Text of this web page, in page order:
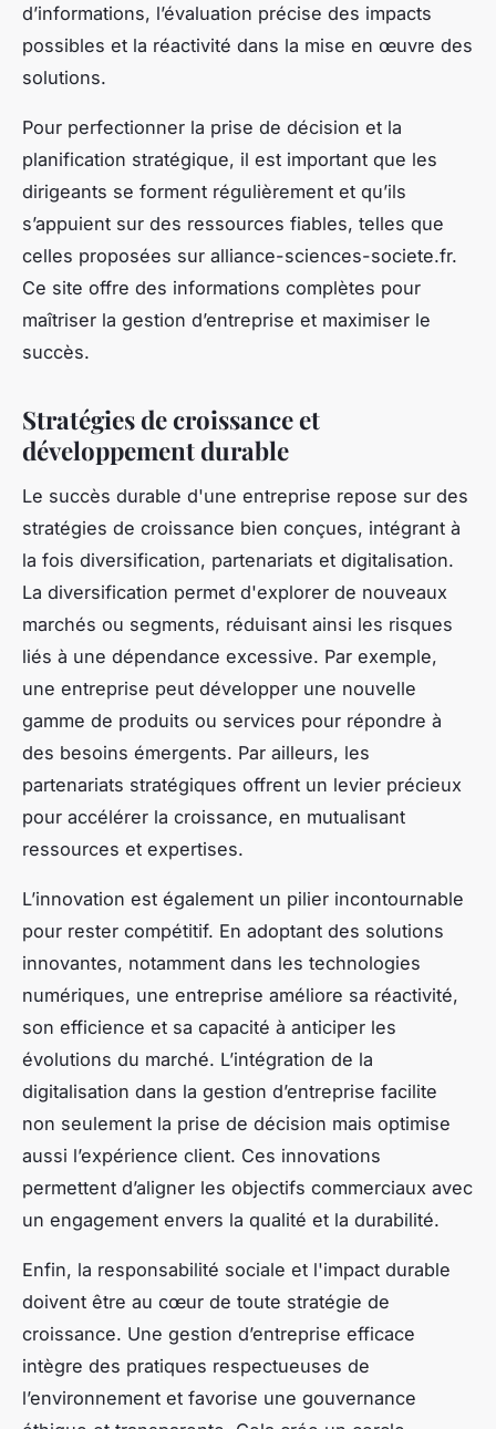
d’informations, l’évaluation précise des impacts
possibles et la réactivité dans la mise en œuvre des
solutions.
Pour perfectionner la prise de décision et la
planification stratégique, il est important que les
dirigeants se forment régulièrement et qu’ils
s’appuient sur des ressources fiables, telles que
celles proposées sur alliance-sciences-societe.fr.
Ce site offre des informations complètes pour
maîtriser la gestion d’entreprise et maximiser le
succès.
Stratégies de croissance et
développement durable
Le succès durable d'une entreprise repose sur des
stratégies de croissance bien conçues, intégrant à
la fois diversification, partenariats et digitalisation.
La diversification permet d'explorer de nouveaux
marchés ou segments, réduisant ainsi les risques
liés à une dépendance excessive. Par exemple,
une entreprise peut développer une nouvelle
gamme de produits ou services pour répondre à
des besoins émergents. Par ailleurs, les
partenariats stratégiques offrent un levier précieux
pour accélérer la croissance, en mutualisant
ressources et expertises.
L’innovation est également un pilier incontournable
pour rester compétitif. En adoptant des solutions
innovantes, notamment dans les technologies
numériques, une entreprise améliore sa réactivité,
son efficience et sa capacité à anticiper les
évolutions du marché. L’intégration de la
digitalisation dans la gestion d’entreprise facilite
non seulement la prise de décision mais optimise
aussi l’expérience client. Ces innovations
permettent d’aligner les objectifs commerciaux avec
un engagement envers la qualité et la durabilité.
Enfin, la responsabilité sociale et l'impact durable
doivent être au cœur de toute stratégie de
croissance. Une gestion d’entreprise efficace
intègre des pratiques respectueuses de
l’environnement et favorise une gouvernance